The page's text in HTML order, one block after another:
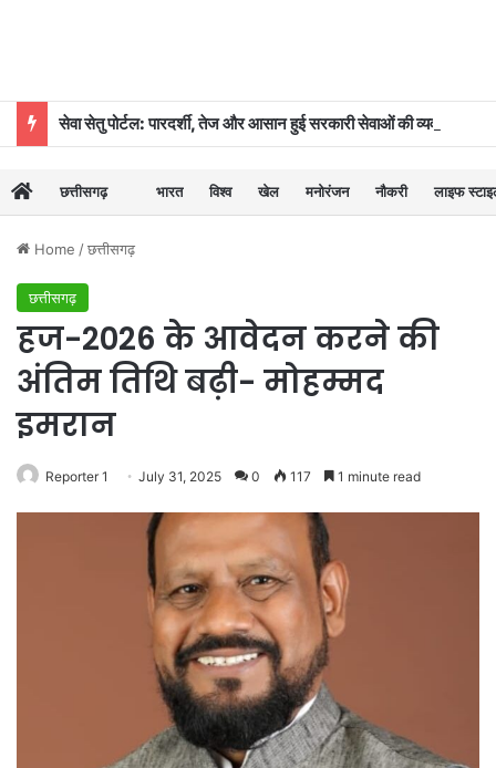
छत्तीसगढ़ भारत विश्व खेल मनोरंजन नौकरी लाइफ
Home /छत्तीसगढ़
छत्तीसगढ़
हज-2026 के आवेदन करने की
अंतिम तिथि बढ़ी- मोहम्मद
इमरान
Reporter 1 July 31, 2025 0 117 1 minute read